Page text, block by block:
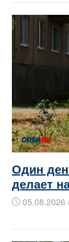
Один
делает
05.08.2026